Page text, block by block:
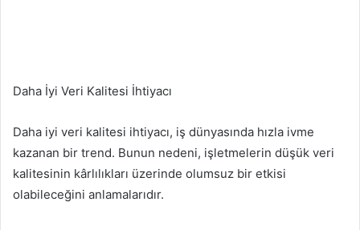
Daha İyi Veri Kalitesi İhtiyacı
Daha iyi veri kalitesi ihtiyacı, iş dünyasında hızla ivme
kazanan bir trend. Bunun nedeni, işletmelerin düşük veri
kalitesinin kârlılıkları üzerinde olumsuz bir etkisi
olabileceğini anlamalarıdır.